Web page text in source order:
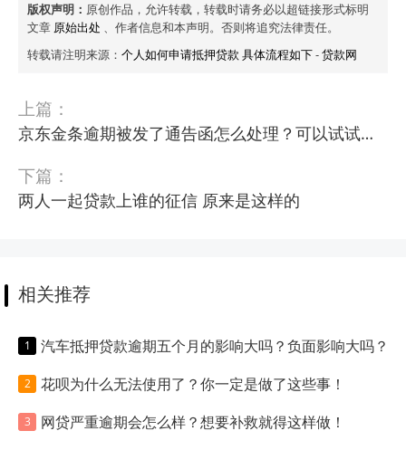
版权声明： 原创作品，允许转载，转载时请务必以超链接形式标明
文章 原始出处 、作者信息和本声明。否则将追究法律责任。
转载请注明来源： 个人如何申请抵押贷款 具体流程如下-贷款网
上篇：
京东金条逾期被发了通告函怎么处理？可以试试这些措施！
下篇：
两人一起贷款上谁的征信 原来是这样的
相关推荐
汽车抵押贷款逾期五个月的影响大吗？负面影响大吗？
花呗为什么无法使用了？你一定是做了这些事！
网贷严重逾期会怎么样？想要补救就得这样做！